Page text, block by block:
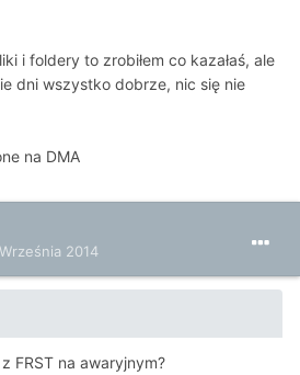
i foldery to zrobiłem co kazałaś, ale
dni wszystko dobrze, nic się nie
na DMA
2014
FRST na awaryjnym?